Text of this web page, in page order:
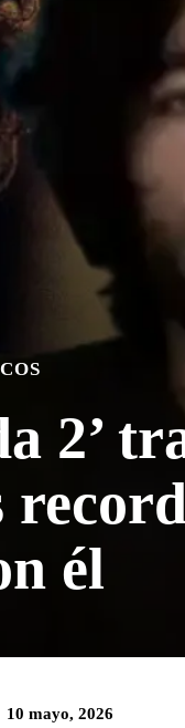
2’
él
10 mayo, 2026